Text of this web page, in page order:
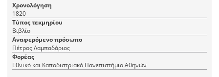
Χρονολόγηση
1820
Τύπος τεκμηρίου
Βιβλίο
Αναφερόμενο πρόσωπο
Πέτρος Λαμπαδάριος
Φορέας
Εθνικό και Καποδιστριακό Πανεπιστήμιο Αθηνών